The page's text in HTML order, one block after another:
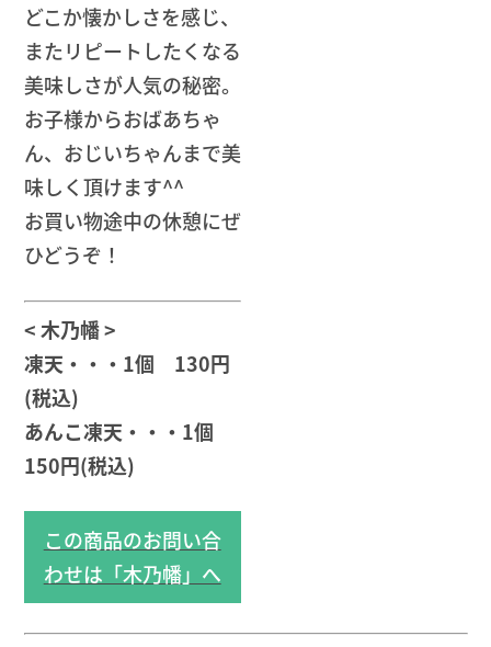
どこか懐かしさを感じ、
またリピートしたくなる
美味しさが人気の秘密。
お子様からおばあちゃ
ん、おじいちゃんまで美
味しく頂けます^^
お買い物途中の休憩にぜ
ひどうぞ！
< 木乃幡 >
凍天・・・1個 130円
(税込)
あんこ凍天・・・1個
150円(税込)
この商品のお問い合
わせは「木乃幡」へ